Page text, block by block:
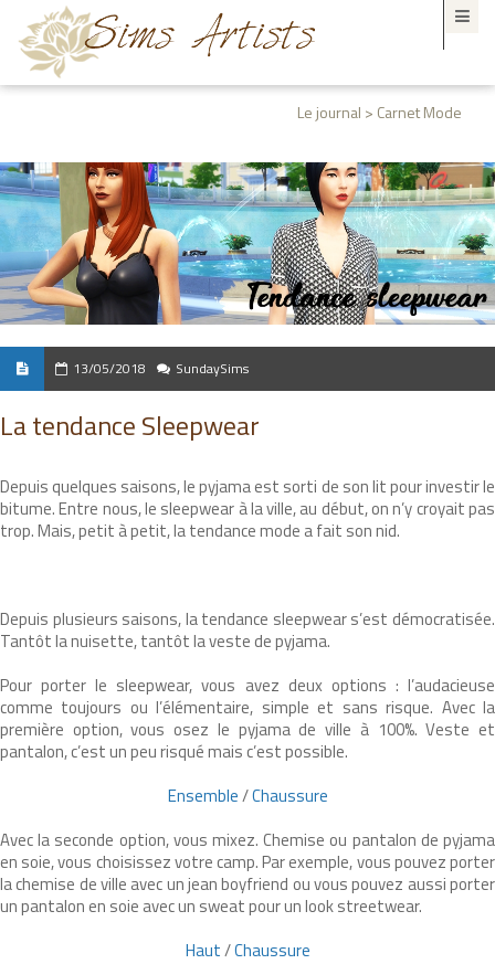
Le journal > Carnet Mode
13/05/2018 SundaySims
La tendance Sleepwear
Depuis quelques saisons, le pyjama est sorti de son lit pour investir le
bitume. Entre nous, le sleepwear à la ville, au début, on n’y croyait pas
trop. Mais, petit à petit, la tendance mode a fait son nid.
Depuis plusieurs saisons, la tendance sleepwear s’est démocratisée.
Tantôt la nuisette, tantôt la veste de pyjama.
Pour porter le sleepwear, vous avez deux options : l’audacieuse
comme toujours ou l’élémentaire, simple et sans risque. Avec la
première option, vous osez le pyjama de ville à 100%. Veste et
pantalon, c’est un peu risqué mais c’est possible.
Ensemble/Chaussure
Avec la seconde option, vous mixez. Chemise ou pantalon de pyjama
en soie, vous choisissez votre camp. Par exemple, vous pouvez porter
la chemise de ville avec un jean boyfriend ou vous pouvez aussi porter
un pantalon en soie avec un sweat pour un look streetwear.
Haut/Chaussure